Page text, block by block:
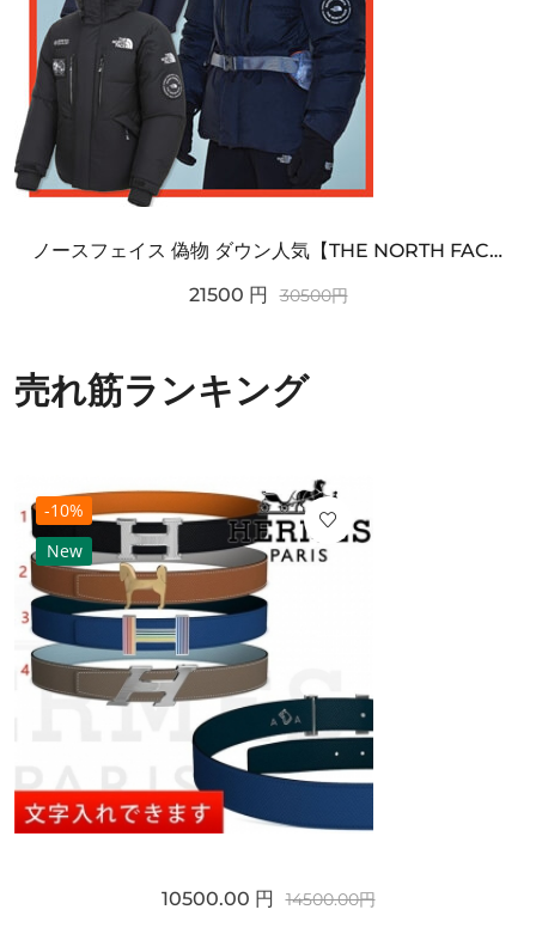
ノースフェイス 偽物 ダウン人気【THE NORTH FACE】M'S 7 SUMMIT HIM...
21500 円 30500円
売れ筋ランキング
-10%
New
10500.00 円 14500.00円